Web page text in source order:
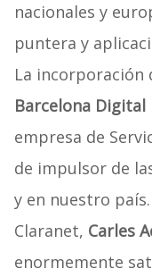
nacionales y
puntera y
La incorporación
Barcelona Digital
empresa de
de impulsor de
y en nuestro
Claranet, Carles
enormemente